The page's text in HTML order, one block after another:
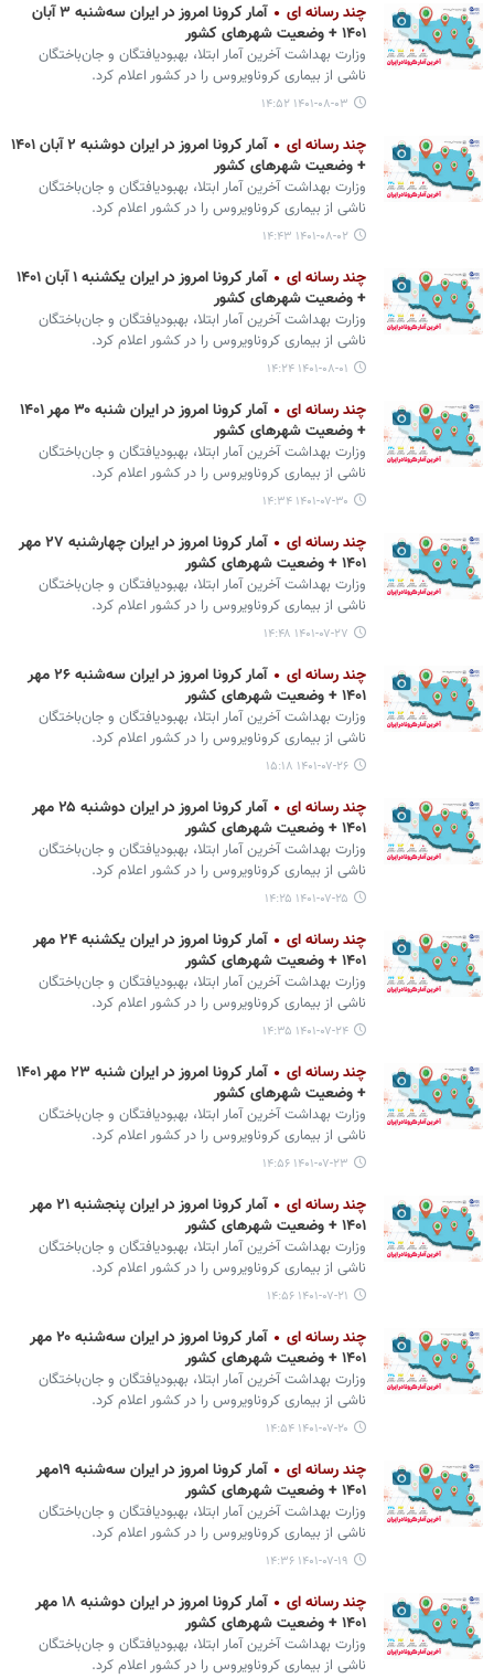
چند رسانه ای
آمار کرونا امروز در ایران سه‌شنبه ۳ آبان
۱۴۰۱ + وضعیت شهرهای کشور
وزارت بهداشت آخرین آمار ابتلا، بهبودیافتگان و جان‌باختگان
ناشی از بیماری کروناویروس را در کشور اعلام کرد.
۱۴۰۱-۰۸-۰۳ ۱۴:۵۲
چند رسانه ای
آمار کرونا امروز در ایران دوشنبه ۲ آبان ۱۴۰۱
+ وضعیت شهرهای کشور
وزارت بهداشت آخرین آمار ابتلا، بهبودیافتگان و جان‌باختگان
ناشی از بیماری کروناویروس را در کشور اعلام کرد.
۱۴۰۱-۰۸-۰۲ ۱۴:۴۳
چند رسانه ای
آمار کرونا امروز در ایران یکشنبه ۱ آبان ۱۴۰۱
+ وضعیت شهرهای کشور
وزارت بهداشت آخرین آمار ابتلا، بهبودیافتگان و جان‌باختگان
ناشی از بیماری کروناویروس را در کشور اعلام کرد.
۱۴۰۱-۰۸-۰۱ ۱۴:۲۴
چند رسانه ای
آمار کرونا امروز در ایران شنبه ۳۰ مهر ۱۴۰۱
+ وضعیت شهرهای کشور
وزارت بهداشت آخرین آمار ابتلا، بهبودیافتگان و جان‌باختگان
ناشی از بیماری کروناویروس را در کشور اعلام کرد.
۱۴۰۱-۰۷-۳۰ ۱۴:۳۴
چند رسانه ای
آمار کرونا امروز در ایران چهارشنبه ۲۷ مهر
۱۴۰۱ + وضعیت شهرهای کشور
وزارت بهداشت آخرین آمار ابتلا، بهبودیافتگان و جان‌باختگان
ناشی از بیماری کروناویروس را در کشور اعلام کرد.
۱۴۰۱-۰۷-۲۷ ۱۴:۴۸
چند رسانه ای
آمار کرونا امروز در ایران سه‌شنبه ۲۶ مهر
۱۴۰۱ + وضعیت شهرهای کشور
وزارت بهداشت آخرین آمار ابتلا، بهبودیافتگان و جان‌باختگان
ناشی از بیماری کروناویروس را در کشور اعلام کرد.
۱۴۰۱-۰۷-۲۶ ۱۵:۱۸
چند رسانه ای
آمار کرونا امروز در ایران دوشنبه ۲۵ مهر
۱۴۰۱ + وضعیت شهرهای کشور
وزارت بهداشت آخرین آمار ابتلا، بهبودیافتگان و جان‌باختگان
ناشی از بیماری کروناویروس را در کشور اعلام کرد.
۱۴۰۱-۰۷-۲۵ ۱۴:۲۵
چند رسانه ای
آمار کرونا امروز در ایران یکشنبه ۲۴ مهر
۱۴۰۱ + وضعیت شهرهای کشور
وزارت بهداشت آخرین آمار ابتلا، بهبودیافتگان و جان‌باختگان
ناشی از بیماری کروناویروس را در کشور اعلام کرد.
۱۴۰۱-۰۷-۲۴ ۱۴:۳۵
چند رسانه ای
آمار کرونا امروز در ایران شنبه ۲۳ مهر ۱۴۰۱
+ وضعیت شهرهای کشور
وزارت بهداشت آخرین آمار ابتلا، بهبودیافتگان و جان‌باختگان
ناشی از بیماری کروناویروس را در کشور اعلام کرد.
۱۴۰۱-۰۷-۲۳ ۱۴:۵۶
چند رسانه ای
آمار کرونا امروز در ایران پنجشنبه ۲۱ مهر
۱۴۰۱ + وضعیت شهرهای کشور
وزارت بهداشت آخرین آمار ابتلا، بهبودیافتگان و جان‌باختگان
ناشی از بیماری کروناویروس را در کشور اعلام کرد.
۱۴۰۱-۰۷-۲۱ ۱۴:۵۶
چند رسانه ای
آمار کرونا امروز در ایران سه‌شنبه ۲۰ مهر
۱۴۰۱ + وضعیت شهرهای کشور
وزارت بهداشت آخرین آمار ابتلا، بهبودیافتگان و جان‌باختگان
ناشی از بیماری کروناویروس را در کشور اعلام کرد.
۱۴۰۱-۰۷-۲۰ ۱۴:۵۴
چند رسانه ای
آمار کرونا امروز در ایران سه‌شنبه ۱۹مهر
۱۴۰۱ + وضعیت شهرهای کشور
وزارت بهداشت آخرین آمار ابتلا، بهبودیافتگان و جان‌باختگان
ناشی از بیماری کروناویروس را در کشور اعلام کرد.
۱۴۰۱-۰۷-۱۹ ۱۴:۳۶
چند رسانه ای
آمار کرونا امروز در ایران دوشنبه ۱۸ مهر
۱۴۰۱ + وضعیت شهرهای کشور
وزارت بهداشت آخرین آمار ابتلا، بهبودیافتگان و جان‌باختگان
ناشی از بیماری کروناویروس را در کشور اعلام کرد.